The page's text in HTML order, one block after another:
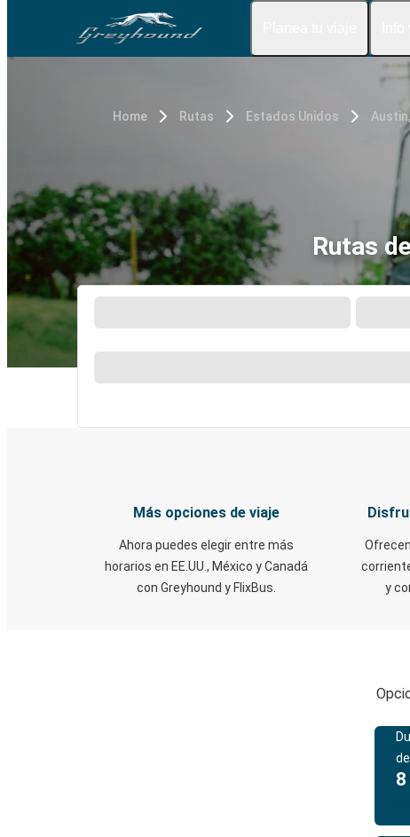
Home Rutas Estados Unidos
Rutas
Más opciones de viaje
Ahora puedes elegir entre más
horarios en EE.UU., México y Canadá
con Greyhound y FlixBus.
y